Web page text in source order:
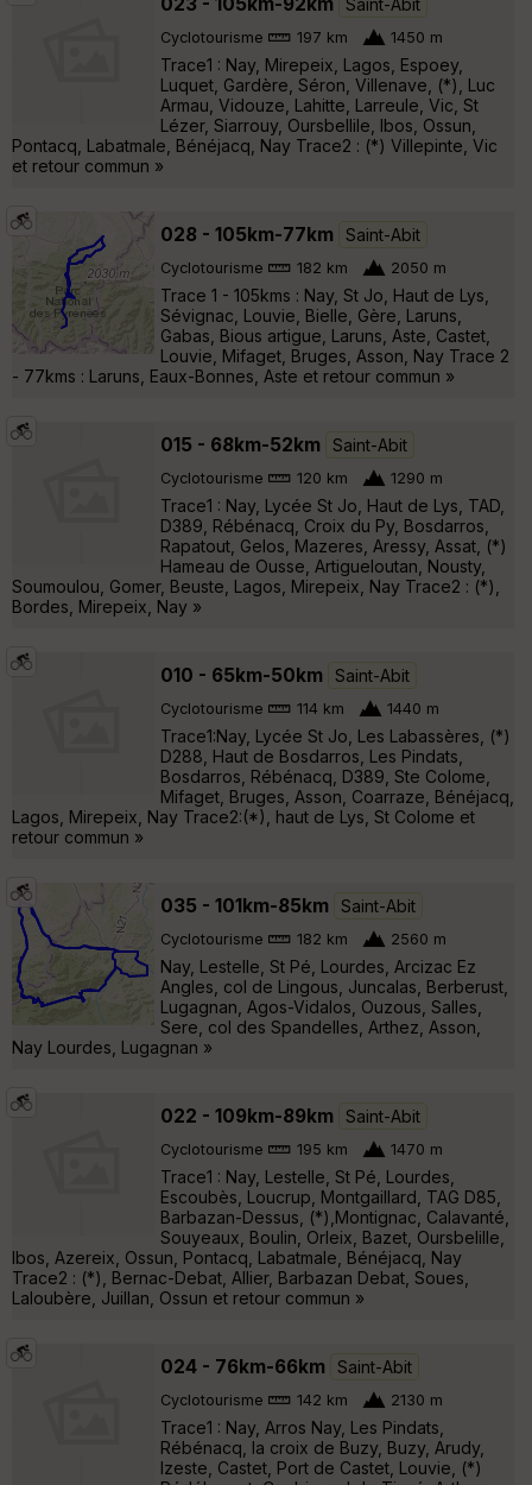
Saint-Abit
Cyclotourisme 197 km 1450 m
Trace1 : Nay, Mirepeix, Lagos, Espoey,
Luquet, Gardère, Séron, Villenave, (*), Luc
Armau, Vidouze, Lahitte, Larreule, Vic, St
Lézer, Siarrouy, Oursbellile, Ibos, Ossun,
Pontacq, Labatmale, Bénéjacq, Nay Trace2 : (*) Villepinte, Vic
et retour commun »
028 - 105km-77km Saint-Abit
Cyclotourisme 182 km 2050 m
Trace 1 - 105kms : Nay, St Jo, Haut de Lys,
Sévignac, Louvie, Bielle, Gère, Laruns,
Gabas, Bious artigue, Laruns, Aste, Castet,
Louvie, Mifaget, Bruges, Asson, Nay Trace 2
- 77kms : Laruns, Eaux-Bonnes, Aste et retour commun »
015 - 68km-52km Saint-Abit
Cyclotourisme 120 km 1290 m
Trace1 : Nay, Lycée St Jo, Haut de Lys, TAD,
D389, Rébénacq, Croix du Py, Bosdarros,
Rapatout, Gelos, Mazeres, Aressy, Assat, (*)
Hameau de Ousse, Artigueloutan, Nousty,
Soumoulou, Gomer, Beuste, Lagos, Mirepeix, Nay Trace2 : (*),
Bordes, Mirepeix, Nay »
010 - 65km-50km Saint-Abit
Cyclotourisme 114 km 1440 m
Trace1:Nay, Lycée St Jo, Les Labassères, (*)
D288, Haut de Bosdarros, Les Pindats,
Bosdarros, Rébénacq, D389, Ste Colome,
Mifaget, Bruges, Asson, Coarraze, Bénéjacq,
Lagos, Mirepeix, Nay Trace2:(*), haut de Lys, St Colome et
retour commun »
035 - 101km-85km Saint-Abit
Cyclotourisme 182 km 2560 m
Nay, Lestelle, St Pé, Lourdes, Arcizac Ez
Angles, col de Lingous, Juncalas, Berberust,
Lugagnan, Agos-Vidalos, Ouzous, Salles,
Sere, col des Spandelles, Arthez, Asson,
Nay Lourdes, Lugagnan »
022 - 109km-89km Saint-Abit
Cyclotourisme 195 km 1470 m
Trace1 : Nay, Lestelle, St Pé, Lourdes,
Escoubès, Loucrup, Montgaillard, TAG D85,
Barbazan-Dessus, (*),Montignac, Calavanté,
Souyeaux, Boulin, Orleix, Bazet, Oursbelille,
Ibos, Azereix, Ossun, Pontacq, Labatmale, Bénéjacq, Nay
Trace2 : (*), Bernac-Debat, Allier, Barbazan Debat, Soues,
Laloubère, Juillan, Ossun et retour commun »
024 - 76km-66km Saint-Abit
Cyclotourisme 142 km 2130 m
Trace1 : Nay, Arros Nay, Les Pindats,
Rébénacq, la croix de Buzy, Buzy, Arudy,
Izeste, Castet, Port de Castet, Louvie, (*)